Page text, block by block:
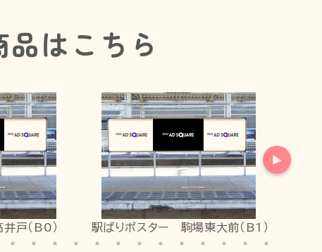
はこちら
戸（B0） 駅ばりポスター 駒場東大前（B1）